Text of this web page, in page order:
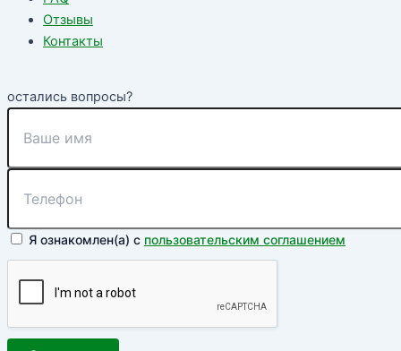
Отзывы
Контакты
остались вопросы?
Я ознакомлен(а) с пользовательским соглашением